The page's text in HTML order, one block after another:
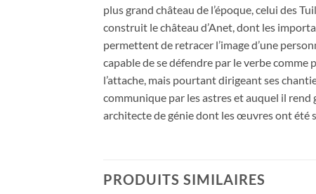
plus grand château de l’époque, celui des
construit le château d’Anet, dont les
permettent de retracer l’image d’une
capable de se défendre par le verbe comme
l’attache, mais pourtant dirigeant ses
communique par les astres et auquel il rend
architecte de génie dont les œuvres ont été
PRODUITS SIMILAIRES